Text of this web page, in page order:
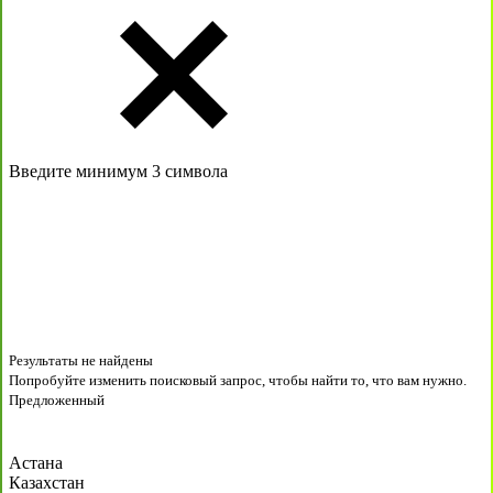
Введите минимум 3 символа
Результаты не найдены
Попробуйте изменить поисковый запрос, чтобы найти то, что вам нужно.
Предложенный
Астана
Казахстан